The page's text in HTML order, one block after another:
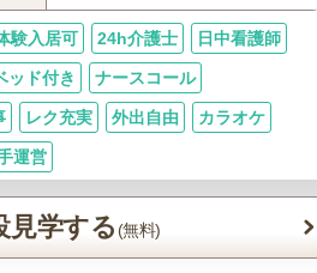
験入居可 24h介護士 日中看護師
ッド付き ナースコール
レク充実 外出自由 カラオケ
運営
見学する (無料)